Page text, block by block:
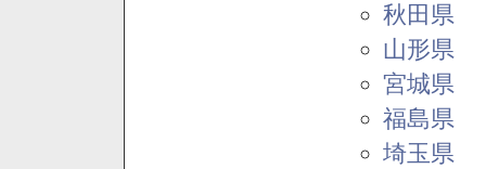
秋田県
山形県
宮城県
福島県
埼玉県